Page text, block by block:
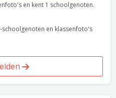
en kent 1 schoolgenoten.
en klassenfoto's